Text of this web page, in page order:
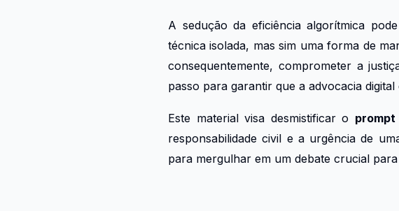
A sedução da eficiência algorítmica
técnica isolada, mas sim uma forma de
consequentemente, comprometer a
passo para garantir que a advocacia
Este material visa desmistificar o
responsabilidade civil e a urgência de
para mergulhar em um debate crucial